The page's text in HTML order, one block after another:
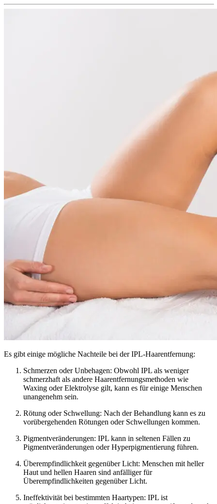
Es gibt einige mögliche Nachteile bei der IPL-Haarentfernung:
Schmerzen oder Unbehagen: Obwohl IPL als weniger
schmerzhaft als andere Haarentfernungsmethoden wie
Waxing oder Elektrolyse gilt, kann es für einige Menschen
unangenehm sein.
Rötung oder Schwellung: Nach der Behandlung kann es zu
vorübergehenden Rötungen oder Schwellungen kommen.
Pigmentveränderungen: IPL kann in seltenen Fällen zu
Pigmentveränderungen oder Hyperpigmentierung führen.
Überempfindlichkeit gegenüber Licht: Menschen mit heller
Haut und hellen Haaren sind anfälliger für
Überempfindlichkeiten gegenüber Licht.
Ineffektivität bei bestimmten Haartypen: IPL ist